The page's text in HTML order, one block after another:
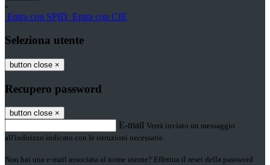
-
Entra con SPID Entra con CIE
Seleziona utente
button close ×
Recupero password
button close ×
E-mail Verrà inviato un messaggio
all'indirizzo indicato con le istruzioni necessarie.
Non hai una e-mail associata al nome utente? Effettua il reset della password